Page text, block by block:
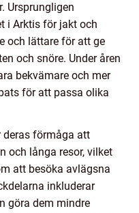
Ursprungligen
i Arktis för jakt och
och lättare för att ge
och snöre. Under åren
bekvämare och mer
för att passa olika
deras förmåga att
och långa resor, vilket
att besöka avlägsna
inkluderar
göra dem mindre